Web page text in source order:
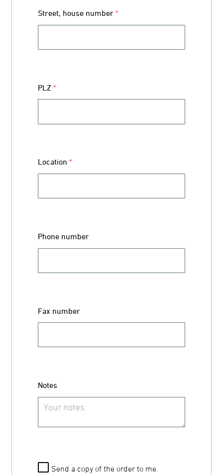
Street, house number*
PLZ*
Location*
Phone number
Fax number
Notes
Send a copy of the order to me.